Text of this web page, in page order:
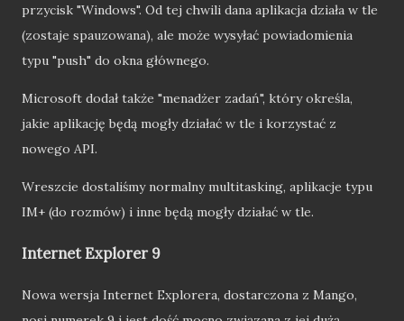
przycisk "Windows". Od tej chwili dana aplikacja działa w tle
(zostaje spauzowana), ale może wysyłać powiadomienia
typu "push" do okna głównego.
Microsoft dodał także "menadżer zadań", który określa,
jakie aplikację będą mogły działać w tle i korzystać z
nowego API.
Wreszcie dostaliśmy normalny multitasking, aplikacje typu
IM+ (do rozmów) i inne będą mogły działać w tle.
Internet Explorer 9
Nowa wersja Internet Explorera, dostarczona z Mango,